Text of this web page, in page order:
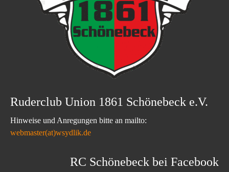
Ruderclub Union 1861 Schönebeck e.V.
Hinweise und Anregungen bitte an mailto:
webmaster(at)wsydlik.de
RC Schönebeck bei Facebook